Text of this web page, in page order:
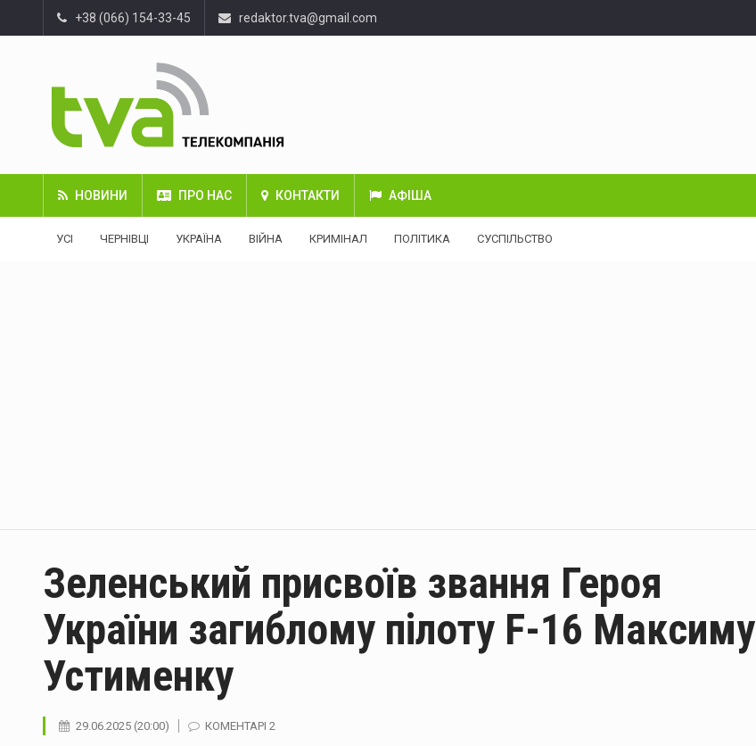
+38 (066) 154-33-45 redaktor.tva@gmail.com
НОВИНИ ПРО НАС КОНТАКТИ АФІША
УСІ ЧЕРНІВЦІ УКРАЇНА ВІЙНА КРИМІНАЛ ПОЛІТИКА СУСПІЛЬСТВО
Зеленський присвоїв звання Героя
України загиблому пілоту F-16 Максиму
Устименку
29.06.2025 (20:00) КОМЕНТАРІ 2